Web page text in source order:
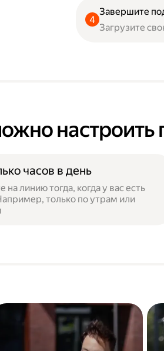
Завершите
Загрузите
настроить
часов в день
на линию тогда, когда у вас есть
только по утрам или